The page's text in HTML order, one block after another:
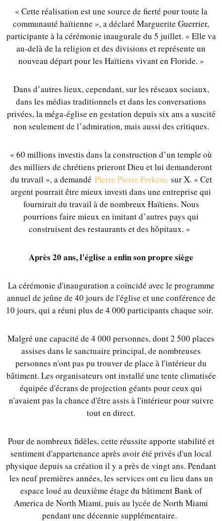
« Cette réalisation est une source de fierté pour toute la
communauté haïtienne », a déclaré Marguerite Guerrier,
participante à la cérémonie inaugurale du 5 juillet. « Elle va
au-delà de la religion et des divisions et représente un
nouveau départ pour les Haïtiens vivant en Floride. »
Dans d’autres lieux, cependant, sur les réseaux sociaux,
dans les médias traditionnels et dans les conversations
privées, la méga-église en gestation depuis six ans a suscité
non seulement de l’admiration, mais aussi des critiques.
« 60 millions investis dans la construction d’un temple où
des milliers de chrétiens prieront Dieu et lui demanderont
du travail », a demandé Pierre Pierre Perkens sur X. « Cet
argent pourrait être mieux investi dans une entreprise qui
fournirait du travail à de nombreux Haïtiens. Nous
pourrions faire mieux en imitant d’autres pays qui
construisent des restaurants et des hôpitaux. »
Après 20 ans, l'église a enfin son propre siège
La cérémonie d'inauguration a coïncidé avec le programme
annuel de jeûne de 40 jours de l'église et une conférence de
10 jours, qui a réuni plus de 4 000 participants chaque soir.
Malgré une capacité de 4 000 personnes, dont 2 500 places
assises dans le sanctuaire principal, de nombreuses
personnes n'ont pas pu trouver de place à l'intérieur du
bâtiment. Les organisateurs ont installé une tente climatisée
équipée d'écrans de projection géants pour ceux qui
n'avaient pas la chance d'être assis à l'intérieur pour suivre
tout en direct.
Pour de nombreux fidèles, cette réussite apporte stabilité et
sentiment d'appartenance après avoir été privés d'un local
physique depuis sa création il y a près de vingt ans. Pendant
les neuf premières années, les services ont eu lieu dans un
espace loué au deuxième étage du bâtiment Bank of
America de North Miami, puis au lycée de North Miami
pendant une décennie supplémentaire.